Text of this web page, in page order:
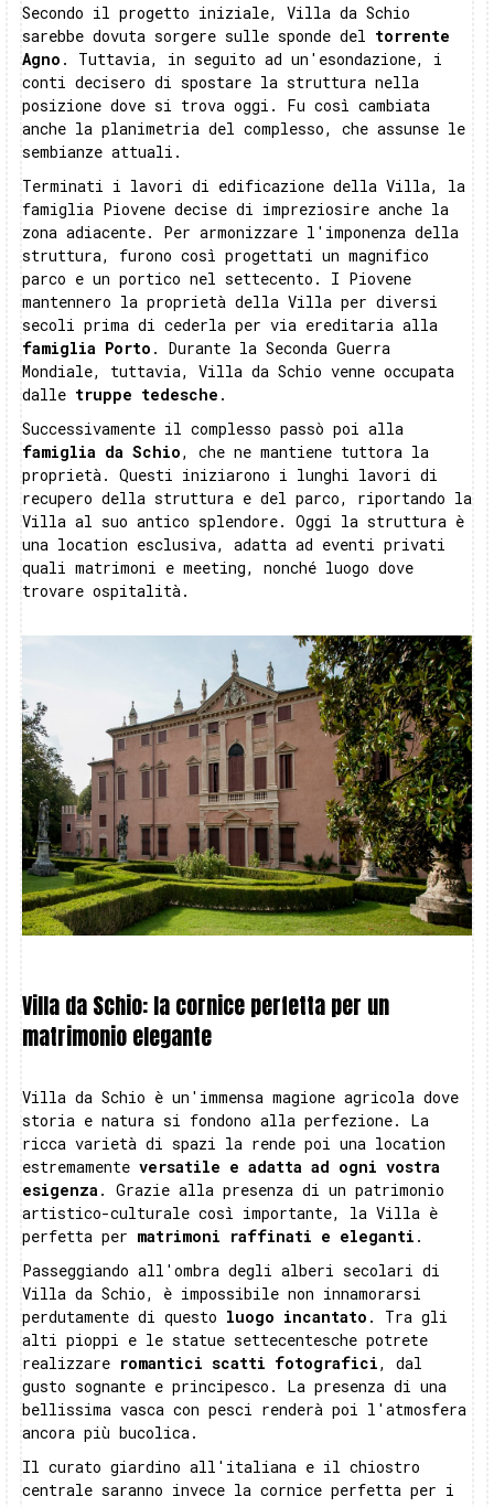
Secondo il progetto iniziale, Villa da Schio
sarebbe dovuta sorgere sulle sponde del torrente
Agno . Tuttavia, in seguito ad un'esondazione, i
conti decisero di spostare la struttura nella
posizione dove si trova oggi. Fu così cambiata
anche la planimetria del complesso, che assunse le
sembianze attuali.
Terminati i lavori di edificazione della Villa, la
famiglia Piovene decise di impreziosire anche la
zona adiacente. Per armonizzare l'imponenza della
struttura, furono così progettati un magnifico
parco e un portico nel settecento. I Piovene
mantennero la proprietà della Villa per diversi
secoli prima di cederla per via ereditaria alla
famiglia Porto . Durante la Seconda Guerra
Mondiale, tuttavia, Villa da Schio venne occupata
dalle truppe tedesche .
Successivamente il complesso passò poi alla
famiglia da Schio, che ne mantiene tuttora la
proprietà. Questi iniziarono i lunghi lavori di
recupero della struttura e del parco, riportando la
Villa al suo antico splendore. Oggi la struttura è
una location esclusiva, adatta ad eventi privati
quali matrimoni e meeting, nonché luogo dove
trovare ospitalità.
Villa da Schio: la cornice perfetta per un
matrimonio elegante
Villa da Schio è un'immensa magione agricola dove
storia e natura si fondono alla perfezione. La
ricca varietà di spazi la rende poi una location
estremamente versatile e adatta ad ogni vostra
esigenza . Grazie alla presenza di un patrimonio
artistico-culturale così importante, la Villa è
perfetta per matrimoni raffinati e eleganti .
Passeggiando all'ombra degli alberi secolari di
Villa da Schio, è impossibile non innamorarsi
perdutamente di questo luogo incantato . Tra gli
alti pioppi e le statue settecentesche potrete
realizzare romantici scatti fotografici, dal
gusto sognante e principesco. La presenza di una
bellissima vasca con pesci renderà poi l'atmosfera
ancora più bucolica.
Il curato giardino all'italiana e il chiostro
centrale saranno invece la cornice perfetta per i